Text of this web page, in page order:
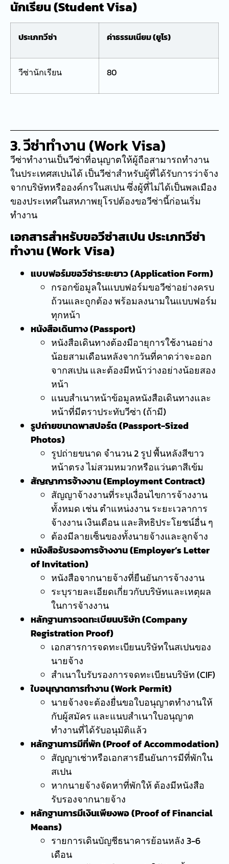
นักเรียน (Student Visa)
ประเภทวีซ่า ค่าธรรมเนียม (ยูโร)
วีซ่านักเรียน 80
3. วีซ่าทำงาน (Work Visa)
วีซ่าทำงานเป็นวีซ่าที่อนุญาตให้ผู้ถือสามารถทำงาน
ในประเทศสเปนได้ เป็นวีซ่าสำหรับผู้ที่ได้รับการว่าจ้าง
จากบริษัทหรือองค์กรในสเปน ซึ่งผู้ที่ไม่ได้เป็นพลเมือง
ของประเทศในสหภาพยุโรปต้องขอวีซ่านี้ก่อนเริ่ม
ทำงาน
เอกสารสำหรับขอวีซ่าสเปน ประเภทวีซ่า
ทำงาน (Work Visa)
แบบฟอร์มขอวีซ่าระยะยาว (Application Form)
กรอกข้อมูลในแบบฟอร์มขอวีซ่าอย่างครบ
ถ้วนและถูกต้อง พร้อมลงนามในแบบฟอร์ม
ทุกหน้า
หนังสือเดินทาง (Passport)
หนังสือเดินทางต้องมีอายุการใช้งานอย่าง
น้อยสามเดือนหลังจากวันที่คาดว่าจะออก
จากสเปน และต้องมีหน้าว่างอย่างน้อยสอง
หน้า
แนบสำเนาหน้าข้อมูลหนังสือเดินทางและ
หน้าที่มีตราประทับวีซ่า (ถ้ามี)
รูปถ่ายขนาดพาสปอร์ต (Passport-Sized
Photos)
รูปถ่ายขนาด จำนวน 2 รูป พื้นหลังสีขาว
หน้าตรง ไม่สวมหมวกหรือแว่นตาสีเข้ม
สัญญาการจ้างงาน (Employment Contract)
สัญญาจ้างงานที่ระบุเงื่อนไขการจ้างงาน
ทั้งหมด เช่น ตำแหน่งงาน ระยะเวลาการ
จ้างงาน เงินเดือน และสิทธิประโยชน์อื่น ๆ
ต้องมีลายเซ็นของทั้งนายจ้างและลูกจ้าง
หนังสือรับรองการจ้างงาน (Employer’s Letter
of Invitation)
หนังสือจากนายจ้างที่ยืนยันการจ้างงาน
ระบุรายละเอียดเกี่ยวกับบริษัทและเหตุผล
ในการจ้างงาน
หลักฐานการจดทะเบียนบริษัท (Company
Registration Proof)
เอกสารการจดทะเบียนบริษัทในสเปนของ
นายจ้าง
สำเนาใบรับรองการจดทะเบียนบริษัท (CIF)
ใบอนุญาตการทำงาน (Work Permit)
นายจ้างจะต้องยื่นขอใบอนุญาตทำงานให้
กับผู้สมัคร และแนบสำเนาใบอนุญาต
ทำงานที่ได้รับอนุมัติแล้ว
หลักฐานการมีที่พัก (Proof of Accommodation)
สัญญาเช่าหรือเอกสารยืนยันการมีที่พักใน
สเปน
หากนายจ้างจัดหาที่พักให้ ต้องมีหนังสือ
รับรองจากนายจ้าง
หลักฐานการมีเงินเพียงพอ (Proof of Financial
Means)
รายการเดินบัญชีธนาคารย้อนหลัง 3-6
เดือน